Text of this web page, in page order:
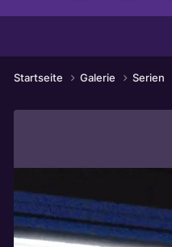
Startseite Galerie Serien